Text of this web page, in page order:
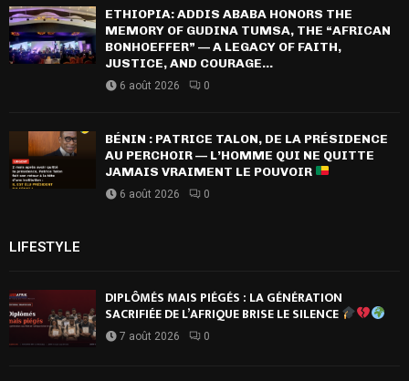
ETHIOPIA: ADDIS ABABA HONORS THE
MEMORY OF GUDINA TUMSA, THE “AFRICAN
BONHOEFFER” — A LEGACY OF FAITH,
JUSTICE, AND COURAGE...
6 août 2026 0
BÉNIN : PATRICE TALON, DE LA PRÉSIDENCE
AU PERCHOIR — L’HOMME QUI NE QUITTE
JAMAIS VRAIMENT LE POUVOIR
6 août 2026 0
LIFESTYLE
DIPLÔMÉS MAIS PIÉGÉS : LA GÉNÉRATION
SACRIFIÉE DE L’AFRIQUE BRISE LE SILENCE
7 août 2026 0